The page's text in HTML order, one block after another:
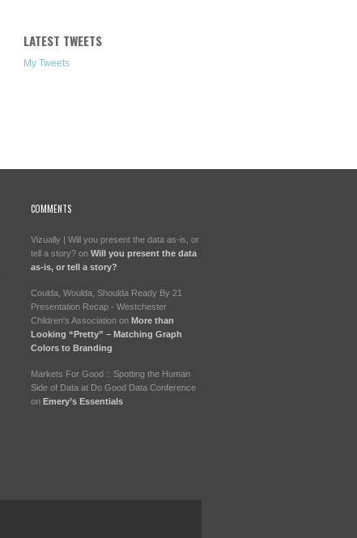
LATEST TWEETS
My Tweets
COMMENTS
Vizually | Will you present the data as-is, or
tell a story?on Will you present the data
as-is, or tell a story?
Coulda, Woulda, Shoulda Ready By 21
Presentation Recap - Westchester
Children's Associationon More than
Looking “Pretty” – Matching Graph
Colors to Branding
Markets For Good :: Spotting the Human
Side of Data at Do Good Data Conference
on Emery’s Essentials